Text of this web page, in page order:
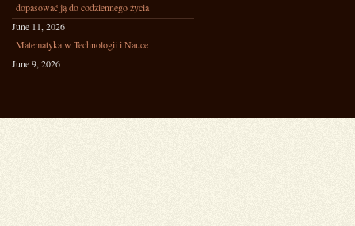
dopasować ją do codziennego życia
June 11, 2026
Matematyka w Technologii i Nauce
June 9, 2026